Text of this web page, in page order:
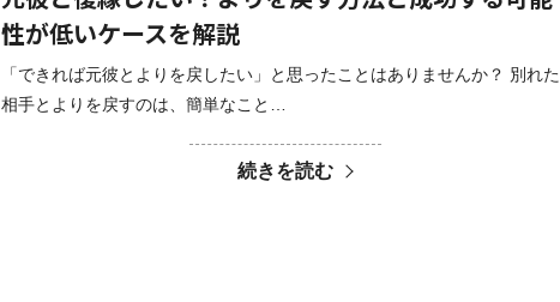
性が低いケースを解説
「できれば元彼とよりを戻したい」と思ったことはありませんか？ 別れた
相手とよりを戻すのは、簡単なこと…
続きを読む